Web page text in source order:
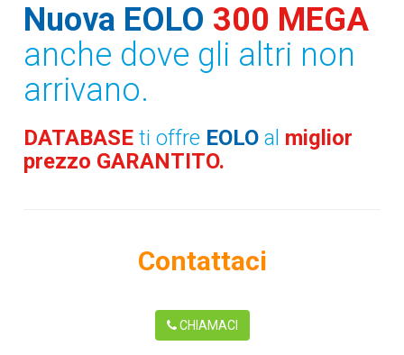
Nuova EOLO 300 MEGA
anche dove gli altri non
arrivano.
DATABASEti offre EOLO al miglior
prezzo GARANTITO.
Contattaci
CHIAMACI